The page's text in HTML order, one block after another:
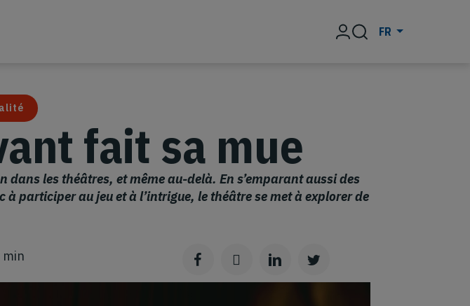
FR
fait sa mue
dans les théâtres, et même au-delà. En s’emparant aussi des
participer au jeu et à l’intrigue, le théâtre se met à explorer de
lecture
min